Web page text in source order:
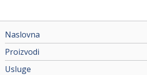
Naslovna
Proizvodi
Usluge